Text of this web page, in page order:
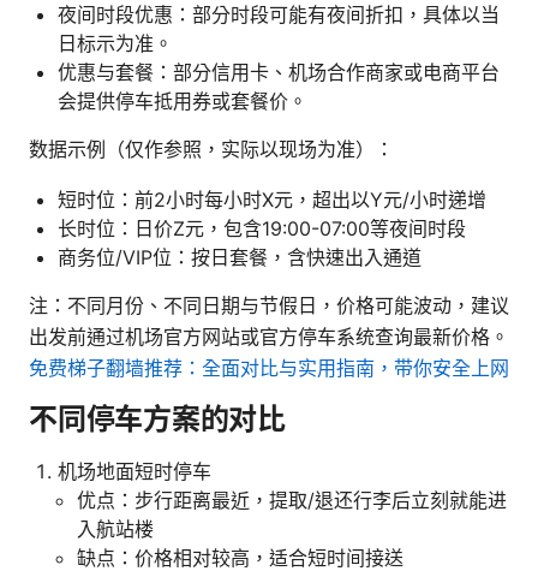
夜间时段优惠：部分时段可能有夜间折扣，具体以当
日标示为准。
优惠与套餐：部分信用卡、机场合作商家或电商平台
会提供停车抵用券或套餐价。
数据示例（仅作参照，实际以现场为准）：
短时位：前2小时每小时X元，超出以Y元/小时递增
长时位：日价Z元，包含19:00-07:00等夜间时段
商务位/VIP位：按日套餐，含快速出入通道
注：不同月份、不同日期与节假日，价格可能波动，建议
出发前通过机场官方网站或官方停车系统查询最新价格。
免费梯子翻墙推荐：全面对比与实用指南，带你安全上网
不同停车方案的对比
机场地面短时停车
优点：步行距离最近，提取/退还行李后立刻就能进
入航站楼
缺点：价格相对较高，适合短时间接送